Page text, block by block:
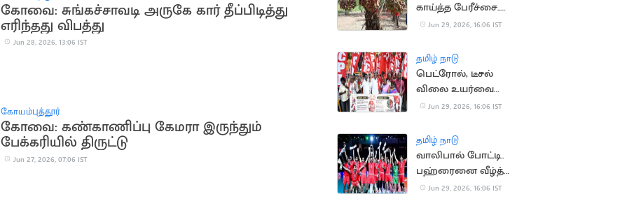
கோவை: சுங்கச்சாவடி அருகே கார் தீப்பிடித்து
எரிந்தது விபத்து
Jun 28, 2026, 13:06 IST
கோயம்புத்தூர்
கோவை: கண்காணிப்பு கேமரா இருந்தும்
பேக்கரியில் திருட்டு
Jun 27, 2026, 07:06 IST
காய்த்த பேரீச்சை..
விவசாயிகள்
Jun 29, 2026, 16:06 IST
தமிழ் நாடு
பெட்ரோல், டீசல்
விலை உயர்வை
கண்டித்து CPI
Jun 29, 2026, 16:06 IST
தமிழ் நாடு
வாலிபால் போட்டி..
பஹ்ரைனை வீழ்த்தி
வெண்கல பதக்கம்
Jun 29, 2026, 16:06 IST